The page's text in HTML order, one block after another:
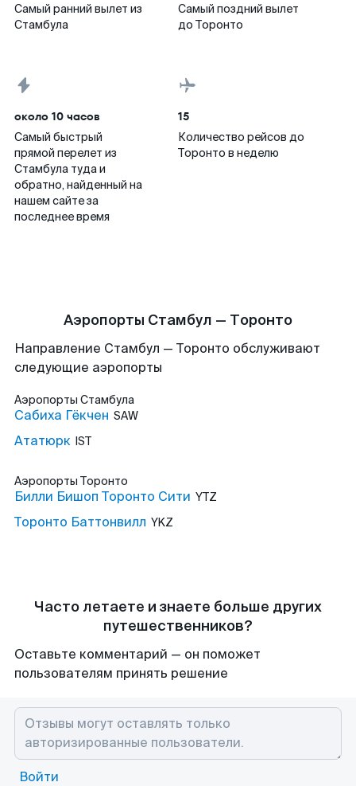
Самый ранний вылет из
Стамбула
Самый поздний вылет
до Торонто
около 10 часов
Самый быстрый
прямой перелет из
Стамбула туда и
обратно, найденный на
нашем сайте за
последнее время
15
Количество рейсов до
Торонто в неделю
Аэропорты Стамбул — Торонто
Направление Стамбул — Торонто обслуживают
следующие аэропорты
Аэропорты Стамбула
Сабиха Гёкчен SAW
Ататюрк IST
Аэропорты Торонто
Билли Бишоп Торонто Сити YTZ
Торонто Баттонвилл YKZ
Часто летаете и знаете больше других
путешественников?
Оставьте комментарий — он поможет
пользователям принять решение
Войти